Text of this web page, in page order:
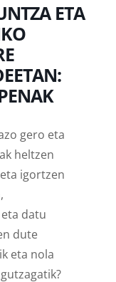
ETA
gero eta
heltzen
igortzen
datu
dute
eta nola